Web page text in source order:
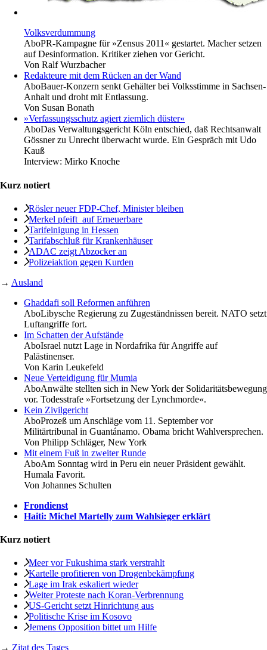
Volksverdummung
AboPR-Kampagne für »Zensus 2011« gestartet. Macher setzen
auf Desinformation. Kritiker ziehen vor Gericht.
Von Ralf Wurzbacher
Redakteure mit dem Rücken an der Wand
AboBauer-Konzern senkt Gehälter bei Volksstimme in Sachsen-
Anhalt und droht mit Entlassung.
Von Susan Bonath
»Verfassungsschutz agiert ziemlich düster«
AboDas Verwaltungsgericht Köln entschied, daß Rechtsanwalt
Gössner zu Unrecht überwacht wurde. Ein Gespräch mit Udo
Kauß
Interview: Mirko Knoche
Kurz notiert
Rösler neuer FDP-Chef, Minister bleiben
Merkel pfeift ­ auf Erneuerbare
Tarifeinigung in Hessen
Tarifabschluß für Krankenhäuser
ADAC zeigt Abzocker an
Polizeiaktion gegen Kurden
→ Ausland
Ghaddafi soll Reformen anführen
AboLibysche Regierung zu Zugeständnissen bereit. NATO setzt
Luftangriffe fort.
Im Schatten der Aufstände
AboIsrael nutzt Lage in Nordafrika für Angriffe auf
Palästinenser.
Von Karin Leukefeld
Neue Verteidigung für Mumia
AboAnwälte stellten sich in New York der Solidaritätsbewegung
vor. Todesstrafe »Fortsetzung der Lynchmorde«.
Kein Zivilgericht
AboProzeß um Anschläge vom 11. September vor
Militärtribunal in Guantánamo. Obama bricht Wahlversprechen.
Von Philipp Schläger, New York
Mit einem Fuß in zweiter Runde
AboAm Sonntag wird in Peru ein neuer Präsident gewählt.
Humala Favorit.
Von Johannes Schulten
Frondienst
Haiti: Michel Martelly zum Wahlsieger erklärt
Kurz notiert
Meer vor Fukushima stark verstrahlt
Kartelle profitieren von Drogenbekämpfung
Lage im Irak eskaliert wieder
Weiter Proteste nach Koran-Verbrennung
US-Gericht setzt Hinrichtung aus
Politische Krise im Kosovo
Jemens Opposition bittet um Hilfe
→ Zitat des Tages